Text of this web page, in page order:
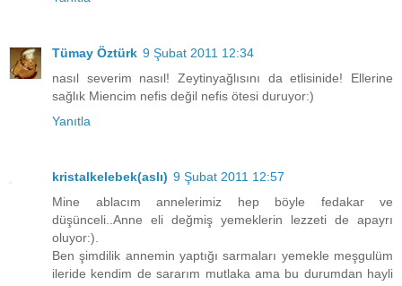
Tümay Öztürk 9 Şubat 2011 12:34
nasıl severim nasıl! Zeytinyağlısını da etlisinide! Ellerine
sağlık Miencim nefis değil nefis ötesi duruyor:)
Yanıtla
kristalkelebek(aslı) 9 Şubat 2011 12:57
Mine ablacım annelerimiz hep böyle fedakar ve
düşünceli..Anne eli değmiş yemeklerin lezzeti de apayrı
oluyor:).
Ben şimdilik annemin yaptığı sarmaları yemekle meşgulüm
ileride kendim de sararım mutlaka ama bu durumdan hayli